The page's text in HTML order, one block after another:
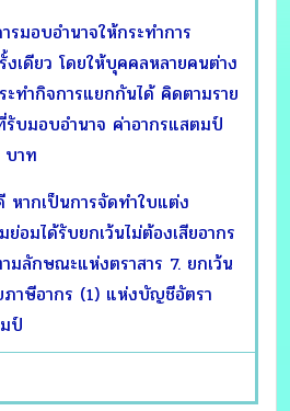
มอบอำนาจให้กระทำการ
งเดียว โดยให้บุคคลหลายคนต่าง
ทำกิจการแยกกันได้ คิดตามราย
บมอบอำนาจ ค่าอากรแสตมป์
าท
หากเป็นการจัดทำใบแต่ง
ย่อมได้รับยกเว้นไม่ต้องเสียอากร
มลักษณะแห่งตราสาร 7. ยกเว้น
ภาษีอากร (1) แห่งบัญชีอัตรา
ป์